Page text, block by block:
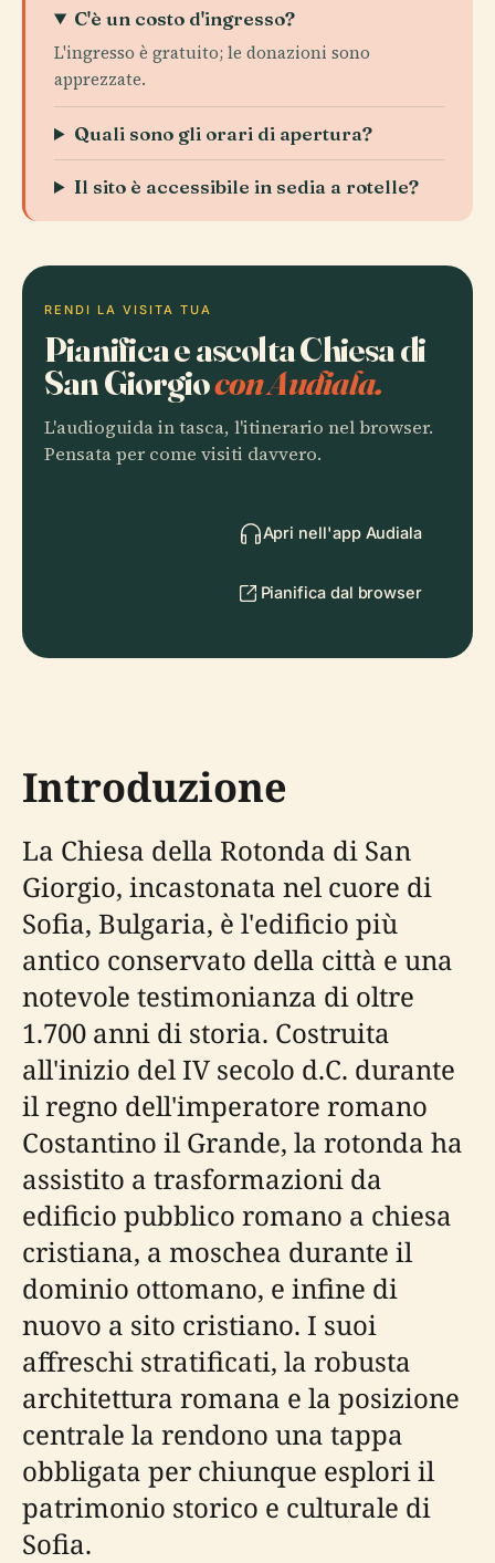
C'è un costo d'ingresso?
L'ingresso è gratuito; le donazioni sono
apprezzate.
Quali sono gli orari di apertura?
Il sito è accessibile in sedia a rotelle?
RENDI LA VISITA TUA
Pianifica e ascolta Chiesa di
San Giorgiocon Audiala.
L'audioguida in tasca, l'itinerario nel browser.
Pensata per come visiti davvero.
Apri nell'app Audiala
Pianifica dal browser
Introduzione
La Chiesa della Rotonda di San
Giorgio, incastonata nel cuore di
Sofia, Bulgaria, è l'edificio più
antico conservato della città e una
notevole testimonianza di oltre
1.700 anni di storia. Costruita
all'inizio del IV secolo d.C. durante
il regno dell'imperatore romano
Costantino il Grande, la rotonda ha
assistito a trasformazioni da
edificio pubblico romano a chiesa
cristiana, a moschea durante il
dominio ottomano, e infine di
nuovo a sito cristiano. I suoi
affreschi stratificati, la robusta
architettura romana e la posizione
centrale la rendono una tappa
obbligata per chiunque esplori il
patrimonio storico e culturale di
Sofia.